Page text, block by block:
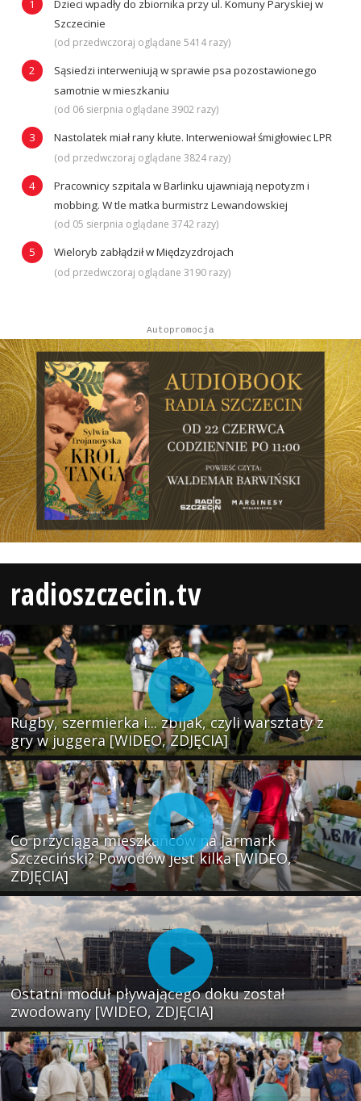
Dzieci wpadły do zbiornika przy ul. Komuny Paryskiej w
Szczecinie
(od przedwczoraj oglądane 5414 razy)
Sąsiedzi interweniują w sprawie psa pozostawionego
samotnie w mieszkaniu
(od 06 sierpnia oglądane 3902 razy)
Nastolatek miał rany kłute. Interweniował śmigłowiec LPR
(od przedwczoraj oglądane 3824 razy)
Pracownicy szpitala w Barlinku ujawniają nepotyzm i
mobbing. W tle matka burmistrz Lewandowskiej
(od 05 sierpnia oglądane 3742 razy)
Wieloryb zabłądził w Międzyzdrojach
(od przedwczoraj oglądane 3190 razy)
Autopromocja
radioszczecin.tv
Rugby, szermierka i... zbijak, czyli warsztaty z
gry w juggera [WIDEO, ZDJĘCIA]
Co przyciąga mieszkańców na Jarmark
Szczeciński? Powodów jest kilka [WIDEO,
ZDJĘCIA]
Ostatni moduł pływającego doku został
zwodowany [WIDEO, ZDJĘCIA]